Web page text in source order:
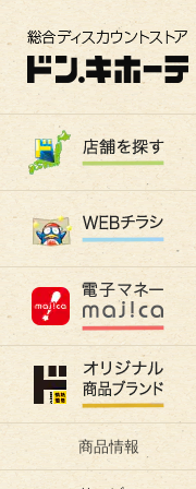
商品情報